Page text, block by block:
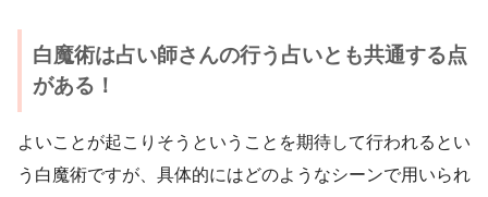
白魔術は占い師さんの行う占いとも共通する点
がある！
よいことが起こりそうということを期待して行われるとい
う白魔術ですが、具体的にはどのようなシーンで用いられ